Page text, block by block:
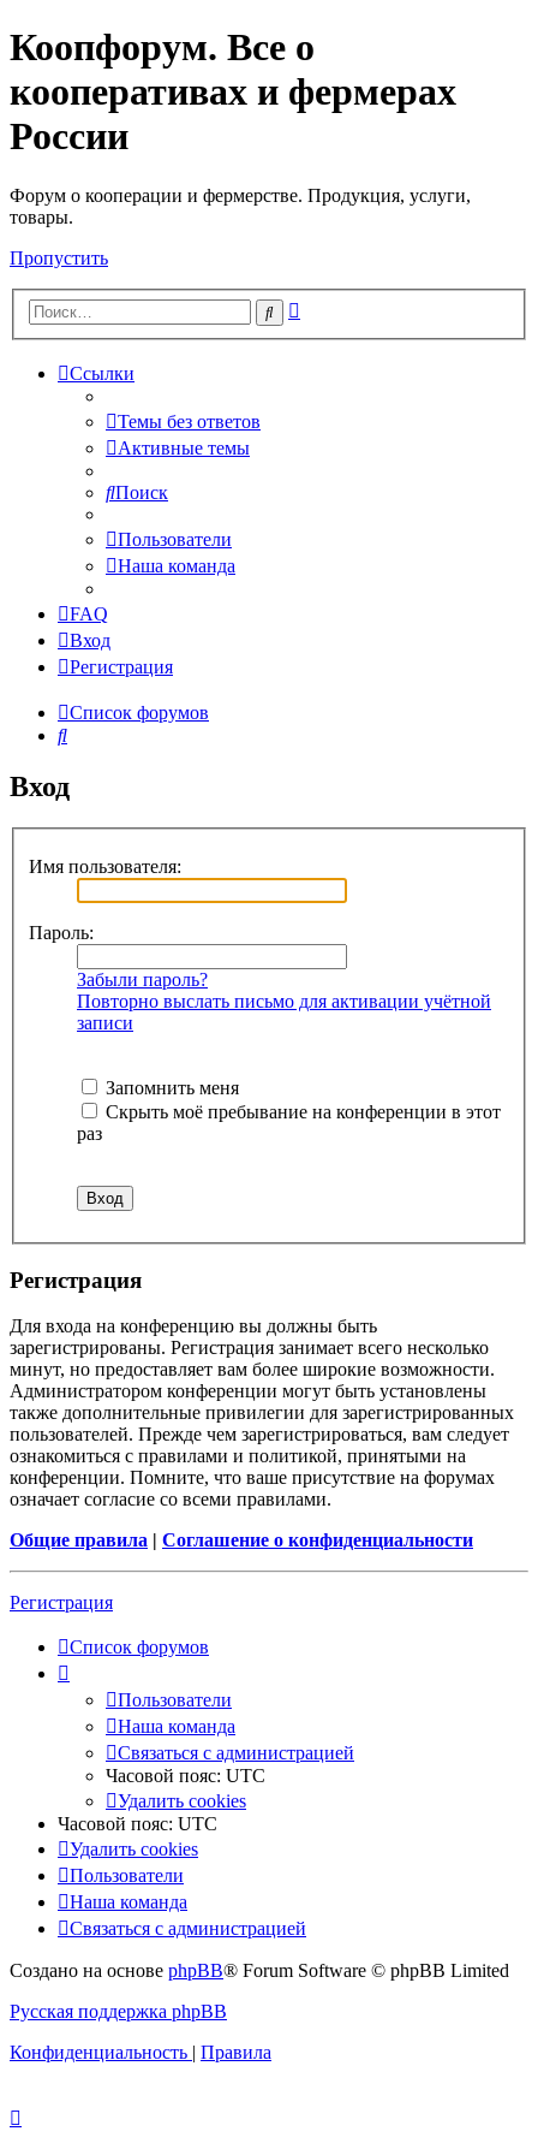
Коопфорум. Все о
кооперативах и фермерах
России
Форум о кооперации и фермерстве. Продукция, услуги,
товары.
Пропустить
Поиск
Ссылки
Темы без ответов
Активные темы
Поиск
Пользователи
Наша команда
FAQ
Вход
Регистрация
Список форумов
Поиск
Вход
Имя пользователя:
Пароль:
Забыли пароль?
Повторно выслать письмо для активации учётной
записи
Запомнить меня
Скрыть моё пребывание на конференции в этот
раз
Регистрация
Для входа на конференцию вы должны быть
зарегистрированы. Регистрация занимает всего несколько
минут, но предоставляет вам более широкие возможности.
Администратором конференции могут быть установлены
также дополнительные привилегии для зарегистрированных
пользователей. Прежде чем зарегистрироваться, вам следует
ознакомиться с правилами и политикой, принятыми на
конференции. Помните, что ваше присутствие на форумах
означает согласие со всеми правилами.
Общие правила | Соглашение о конфиденциальности
Регистрация
Список форумов
Пользователи
Наша команда
Связаться с администрацией
Часовой пояс: UTC
Удалить cookies
Часовой пояс: UTC
Удалить cookies
Пользователи
Наша команда
Связаться с администрацией
Создано на основе phpBB® Forum Software © phpBB Limited
Русская поддержка phpBB
Конфиденциальность | Правила